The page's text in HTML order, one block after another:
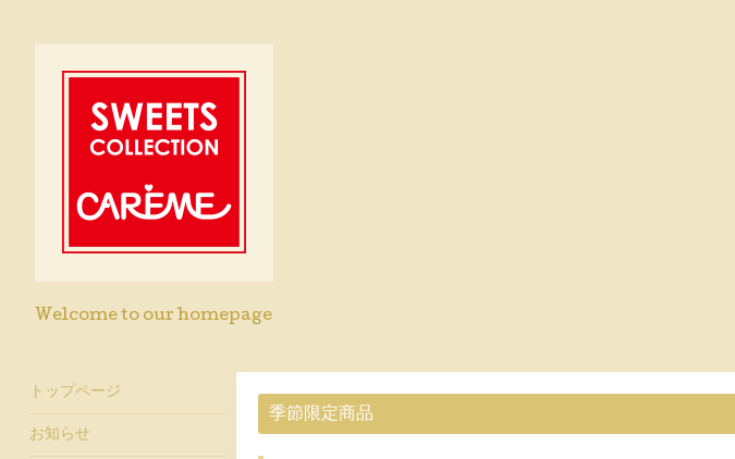
Welcome to our homepage
季節限定商品
トップページ
お知らせ